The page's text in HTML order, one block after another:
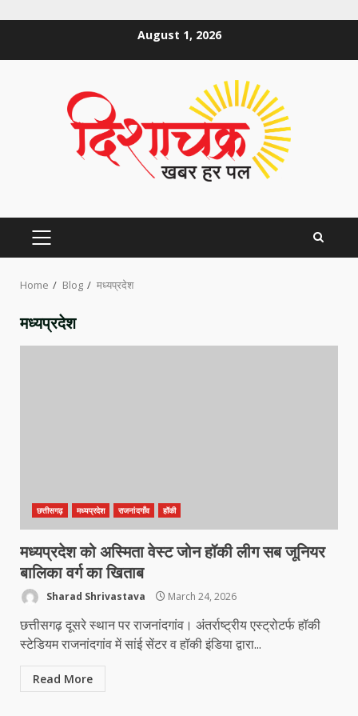
August 1, 2026
PRIMARY
Home Blog मध्यप्रदेश
मध्यप्रदेश
छत्तीसगढ़ मध्यप्रदेश राजनांदगाँव हॉकी
मध्यप्रदेश को अस्मिता वेस्ट जोन हॉकी लीग सब जूनियर
बालिका वर्ग का खिताब
Sharad Shrivastava March 24, 2026
छत्तीसगढ़ दूसरे स्थान पर राजनांदगांव। अंतर्राष्ट्रीय एस्ट्रोटर्फ हॉकी
स्टेडियम राजनांदगांव में सांई सेंटर व हॉकी इंडिया द्वारा...
Read More
3
कार्यालय का घेराव
March 24, 2026
4
DKSZC सदस्य पापा राव ने 17 माओवादियों
के साथ किया सरेंडर